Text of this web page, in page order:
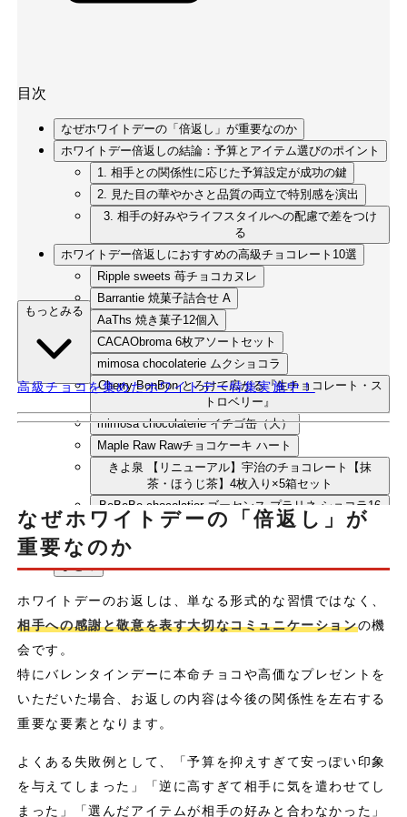
目次
なぜホワイトデーの「倍返し」が重要なのか
ホワイトデー倍返しの結論：予算とアイテム選びのポイント
1. 相手との関係性に応じた予算設定が成功の鍵
2. 見た目の華やかさと品質の両立で特別感を演出
3. 相手の好みやライフスタイルへの配慮で差をつけ
る
ホワイトデー倍返しにおすすめの高級チョコレート10選
Ripple sweets 苺チョコカヌレ
Barrantie 焼菓子詰合せ A
AaThs 焼き菓子12個入
CACAObroma 6枚アソートセット
mimosa chocolaterie ムクショコラ
Cherry BonBon とろけて広がる『生チョコレート・ス
トロベリー』
mimosa chocolaterie イチゴ缶（大）
Maple Raw Rawチョコケーキ ハート
きよ泉 【リニューアル】宇治のチョコレート【抹
茶・ほうじ茶】4枚入り×5箱セット
BeBeBe chocolatier ゴーセンス プラリネ ショコラ16
粒入 ギフトボックス
(準備中)
まとめ
もっとみる
高級チョコを集めたホワイトデー特集実施中！
なぜホワイトデーの「倍返し」が
重要なのか
ホワイトデーのお返しは、単なる形式的な習慣ではなく、
相手への感謝と敬意を表す大切なコミュニケーションの機
会です。
特にバレンタインデーに本命チョコや高価なプレゼントを
いただいた場合、お返しの内容は今後の関係性を左右する
重要な要素となります。
よくある失敗例として、「予算を抑えすぎて安っぽい印象
を与えてしまった」「逆に高すぎて相手に気を遣わせてし
まった」「選んだアイテムが相手の好みと合わなかった」